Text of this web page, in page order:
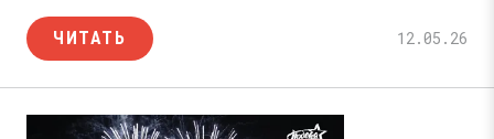
ЧИТАТЬ 12.05.26